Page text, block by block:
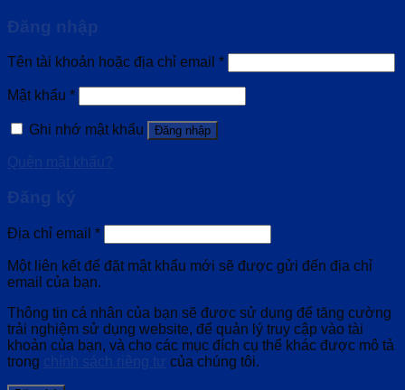
Đăng nhập
Tên tài khoản hoặc địa chỉ email *
Mật khẩu *
Ghi nhớ mật khẩu Đăng nhập
Quên mật khẩu?
Đăng ký
Địa chỉ email *
Một liên kết để đặt mật khẩu mới sẽ được gửi đến địa chỉ
email của bạn.
Thông tin cá nhân của bạn sẽ được sử dụng để tăng cường
trải nghiệm sử dụng website, để quản lý truy cập vào tài
khoản của bạn, và cho các mục đích cụ thể khác được mô tả
trong chính sách riêng tư của chúng tôi.